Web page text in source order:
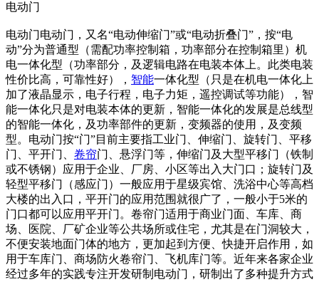
电动门
电动门电动门，又名“电动伸缩门”或“电动折叠门”，按“电
动”分为普通型（需配功率控制箱，功率部分在控制箱里）机
电一体化型（功率部分，及逻辑电路在电装本体上。此类电装
性价比高，可靠性好）， 智能一体化型（只是在机电一体化上
加了液晶显示，电子行程，电子力矩，遥控调试等功能），智
能一体化只是对电装本体的更新，智能一体化的发展是总线型
的智能一体化，及功率部件的更新，变频器的使用，及变频
型。电动门按“门”目前主要指工业门、伸缩门、旋转门、平移
门、平开门、 卷帘门、悬浮门等，伸缩门及大型平移门（铁制
或不锈钢）应用于企业、厂房、小区等出入大门口；旋转门及
轻型平移门（感应门）一般应用于星级宾馆、洗浴中心等高档
大楼的出入口，平开门的应用范围就很广了，一般小于5米的
门口都可以应用平开门。卷帘门适用于商业门面、车库、商
场、医院、厂矿企业等公共场所或住宅，尤其是在门洞较大，
不便安装地面门体的地方，更加起到方便、快捷开启作用，如
用于车库门、商场防火卷帘门、飞机库门等。近年来各家企业
经过多年的实践专注开发研制电动门，研制出了多种提升方式